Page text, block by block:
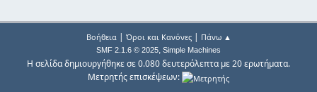
Βοήθεια| Όροι και Κανόνες| Πάνω ▲
SMF 2.1.6 © 2025, Simple Machines
Η σελίδα δημιουργήθηκε σε 0.080 δευτερόλεπτα με 20 ερωτήματα.
Μετρητής επισκέψεων: